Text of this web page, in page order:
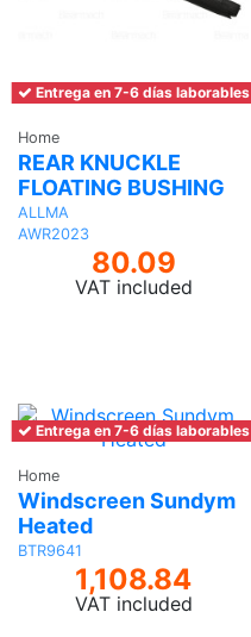
Entrega en 7-6 días laborables
Home
REAR KNUCKLE
FLOATING BUSHING
ALLMA
AWR2023
80.09
VAT included
Entrega en 7-6 días laborables
Home
Windscreen Sundym
Heated
BTR9641
1,108.84
VAT included